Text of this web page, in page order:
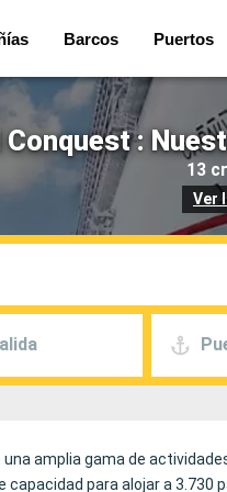
Barcos Puertos
Conquest :
13
Ver
amplia gama de
para alojar a